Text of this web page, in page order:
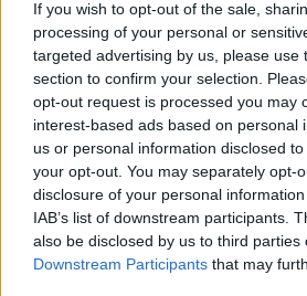
If you wish to opt-out of the sale,
processing of your personal or
targeted advertising by us, please use
section to confirm your selection.
opt-out request is processed you may
interest-based ads based on personal
us or personal information disclosed
your opt-out. You may separately opt-
disclosure of your personal
IAB’s list of downstream participants.
also be disclosed by us to third parties
Downstream Participants that may
monsinjoras yra pasakęs,
didžiausias turtas.
Susiję straipsniai